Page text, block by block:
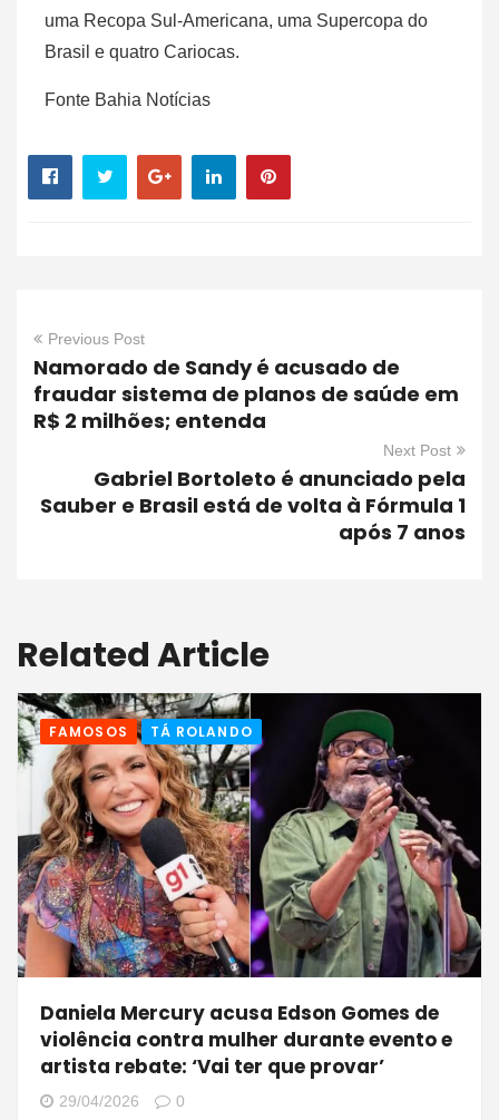
uma Recopa Sul-Americana, uma Supercopa do
Brasil e quatro Cariocas.
Fonte Bahia Notícias
Previous Post
Namorado de Sandy é acusado de
fraudar sistema de planos de saúde em
R$ 2 milhões; entenda
Next Post
Gabriel Bortoleto é anunciado pela
Sauber e Brasil está de volta à Fórmula 1
após 7 anos
Related Article
FAMOSOS TÁ ROLANDO
Daniela Mercury acusa Edson Gomes de
violência contra mulher durante evento e
artista rebate: ‘Vai ter que provar’
29/04/2026 0